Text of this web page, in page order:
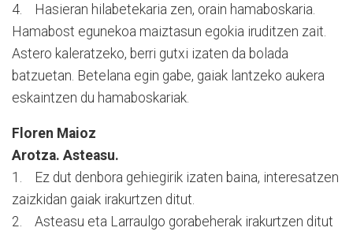
4. Hasieran hilabetekaria zen, orain hamaboskaria.
Hamabost egunekoa maiztasun egokia iruditzen zait.
Astero kaleratzeko, berri gutxi izaten da bolada
batzuetan. Betelana egin gabe, gaiak lantzeko aukera
eskaintzen du hamaboskariak.
Floren Maioz
Arotza. Asteasu.
1. Ez dut denbora gehiegirik izaten baina, interesatzen
zaizkidan gaiak irakurtzen ditut.
2. Asteasu eta Larraulgo gorabeherak irakurtzen ditut